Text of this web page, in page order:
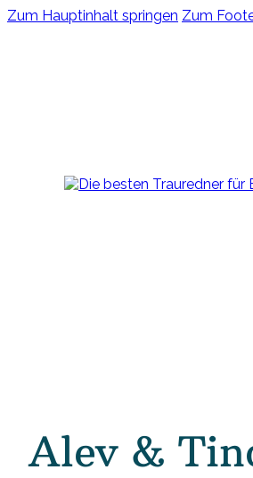
Zum Hauptinhalt springen Zum
Alev &